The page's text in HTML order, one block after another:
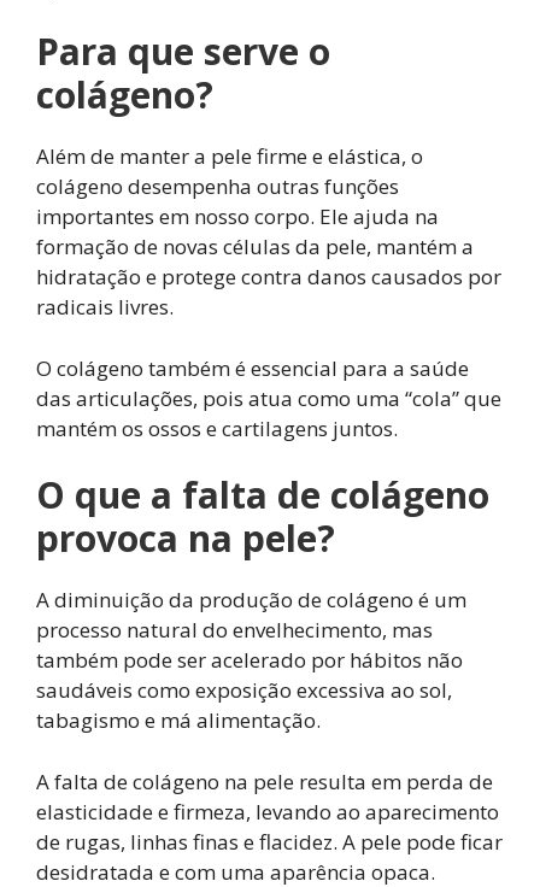
Para que serve o
colágeno?
Além de manter a pele firme e elástica, o
colágeno desempenha outras funções
importantes em nosso corpo. Ele ajuda na
formação de novas células da pele, mantém a
hidratação e protege contra danos causados por
radicais livres.
O colágeno também é essencial para a saúde
das articulações, pois atua como uma “cola” que
mantém os ossos e cartilagens juntos.
O que a falta de colágeno
provoca na pele?
A diminuição da produção de colágeno é um
processo natural do envelhecimento, mas
também pode ser acelerado por hábitos não
saudáveis ​​como exposição excessiva ao sol,
tabagismo e má alimentação.
A falta de colágeno na pele resulta em perda de
elasticidade e firmeza, levando ao aparecimento
de rugas, linhas finas e flacidez. A pele pode ficar
desidratada e com uma aparência opaca.